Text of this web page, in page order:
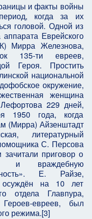
и факты войны
когда за их
головой. Одной из
Еврейского
Мирра Железнова,
135-ти евреев,
Героя. Простить
национальной
окружение,
женщина
229 дней,
1950 года, когда
(Мирра) Айзенштадт
литературный
С. Персова
приговор о
и враждебную
Е. Райзе,
осуждён на 10 лет
отдела Главпура,
евреев, был
режима.[3]